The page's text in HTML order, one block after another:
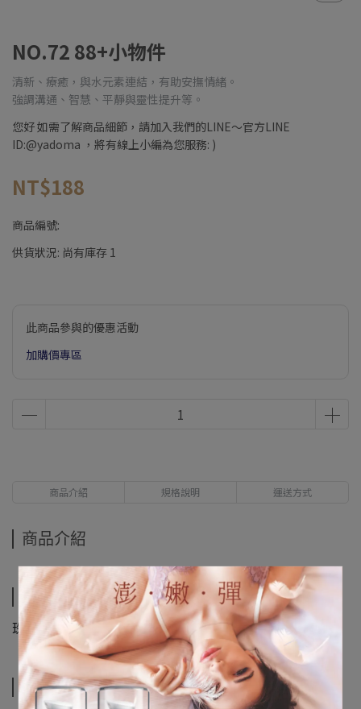
NO.72 88+小物件
清新、療癒，與水元素連結，有助安撫情緒。
強調溝通、智慧、平靜與靈性提升等。
您好 如需了解商品細節，請加入我們的LINE～官方LINE
ID:@yadoma ，將有線上小編為您服務: )
NT$188
商品編號:
供貨狀況: 尚有庫存 1
此商品參與的優惠活動
加購價專區
商品介紹 規格說明 運送方式
商品介紹
規格說明
珠子約6mm
運送方式